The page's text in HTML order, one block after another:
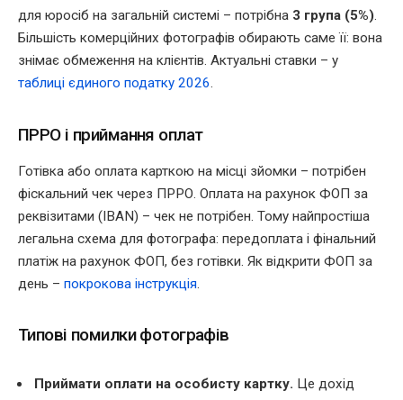
для юросіб на загальній системі – потрібна 3 група (5%).
Більшість комерційних фотографів обирають саме її: вона
знімає обмеження на клієнтів. Актуальні ставки – у
таблиці єдиного податку 2026.
ПРРО і приймання оплат
Готівка або оплата карткою на місці зйомки – потрібен
фіскальний чек через ПРРО. Оплата на рахунок ФОП за
реквізитами (IBAN) – чек не потрібен. Тому найпростіша
легальна схема для фотографа: передоплата і фінальний
платіж на рахунок ФОП, без готівки. Як відкрити ФОП за
день – покрокова інструкція.
Типові помилки фотографів
Приймати оплати на особисту картку. Це дохід